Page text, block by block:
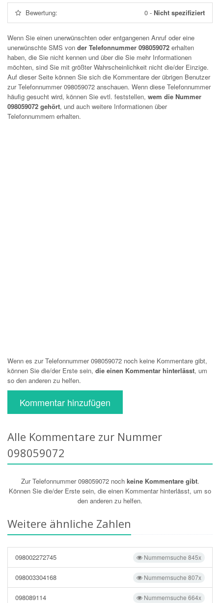
Bewertung: 0 - Nicht spezifiziert
Wenn Sie einen unerwünschten oder entgangenen Anruf oder eine
unerwünschte SMS von der Telefonnummer 098059072 erhalten
haben, die Sie nicht kennen und über die Sie mehr Informationen
möchten, sind Sie mit größter Wahrscheinlichkeit nicht die/der Einzige.
Auf dieser Seite können Sie sich die Kommentare der übrigen Benutzer
zur Telefonnummer098059072 anschauen. Wenn diese Telefonnummer
häufig gesucht wird, können Sie evtl. feststellen, wem die Nummer
098059072 gehört, und auch weitere Informationen über
Telefonnummern erhalten.
Wenn es zur Telefonnummer 098059072 noch keine Kommentare gibt,
können Sie die/der Erste sein, die einen Kommentar hinterlässt, um
so den anderen zu helfen.
Kommentar hinzufügen
Alle Kommentare zur Nummer
098059072
Zur Telefonnummer 098059072 noch keine Kommentare gibt.
Können Sie die/der Erste sein, die einen Kommentar hinterlässt, um so
den anderen zu helfen.
Weitere ähnliche Zahlen
Nummernsuche 845x
098002272745
Nummernsuche 807x
098003304168
Nummernsuche 664x
098089114